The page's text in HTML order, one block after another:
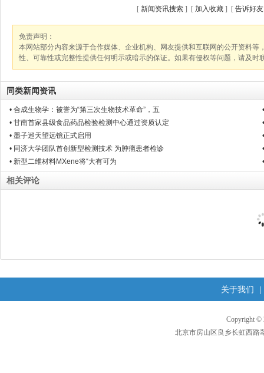
[ 新闻资讯搜索 ] [ 加入收藏 ] [ 告诉好友
免责声明：
本网站部分内容来源于合作媒体、企业机构、网友提供和互联网的公开资料
性、可靠性或完整性提供任何明示或暗示的保证。如果有侵权等问题，请及
同类新闻资讯
• 合成生物学：被誉为“第三次生物技术革命”，五
• 甘南首家县级食品药品检验检测中心通过资质认定
• 墨子巡天望远镜正式启用
• 同济大学团队首创新型检测技术 为肿瘤患者检诊
• 新型二维材料MXene将“大有可为
相关评论
关于我们
Copyright ©
北京市房山区良乡长虹西路